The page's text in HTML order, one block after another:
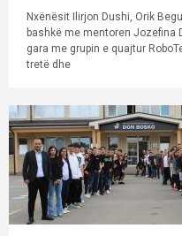
Nxënësit Ilirjon Dushi, Orik
bashkë me mentoren Jozefina
gara me grupin e quajtur
tretë dhe